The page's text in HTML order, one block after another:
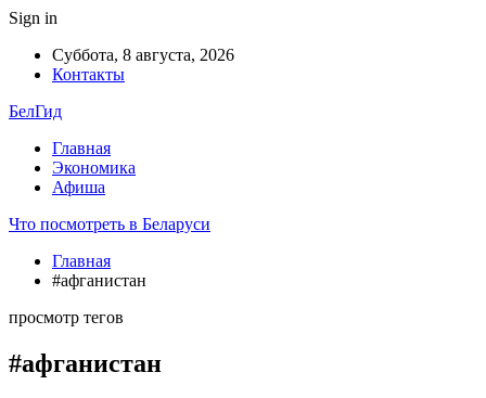
Sign in
Суббота, 8 августа, 2026
Контакты
БелГид
Главная
Экономика
Афиша
Что посмотреть в Беларуси
Главная
#афганистан
просмотр тегов
#афганистан